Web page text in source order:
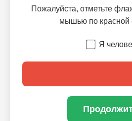
Пожалуйста, отметьте
мышью по красной
Я